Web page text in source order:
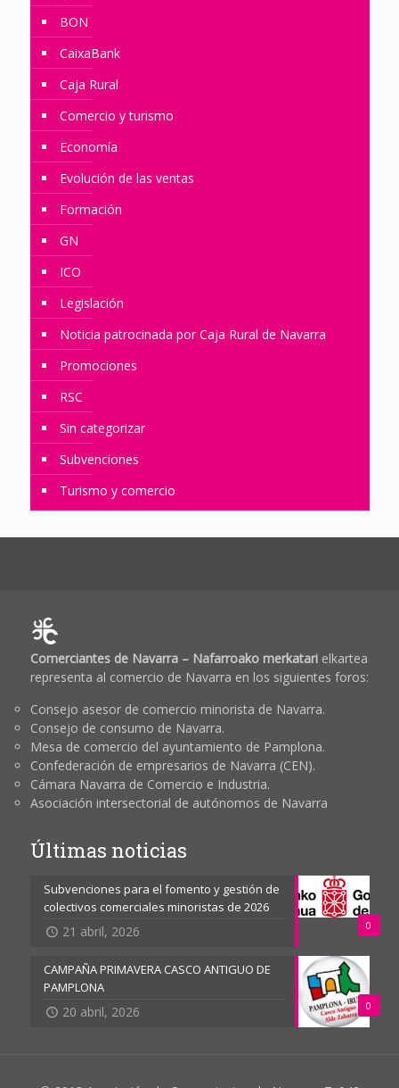
BON
CaixaBank
Caja Rural
Comercio y turismo
Economía
Evolución de las ventas
Formación
GN
ICO
Legislación
Noticia patrocinada por Caja Rural de Navarra
Promociones
RSC
Sin categorizar
Subvenciones
Turismo y comercio
Comerciantes de Navarra – Nafarroako merkatarielkartea
representa al comercio de Navarra en los siguientes foros:
Consejo asesor de comercio minorista de Navarra.
Consejo de consumo de Navarra.
Mesa de comercio del ayuntamiento de Pamplona.
Confederación de empresarios de Navarra (CEN).
Cámara Navarra de Comercio e Industria.
Asociación intersectorial de autónomos de Navarra
Últimas noticias
0
Subvenciones para el fomento y gestión de
colectivos comerciales minoristas de 2026
21 abril, 2026
0
CAMPAÑA PRIMAVERA CASCO ANTIGUO DE
PAMPLONA
20 abril, 2026